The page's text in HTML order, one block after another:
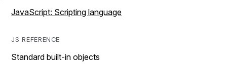
JavaScript: Scripting language
JS REFERENCE
Standard built-in objects